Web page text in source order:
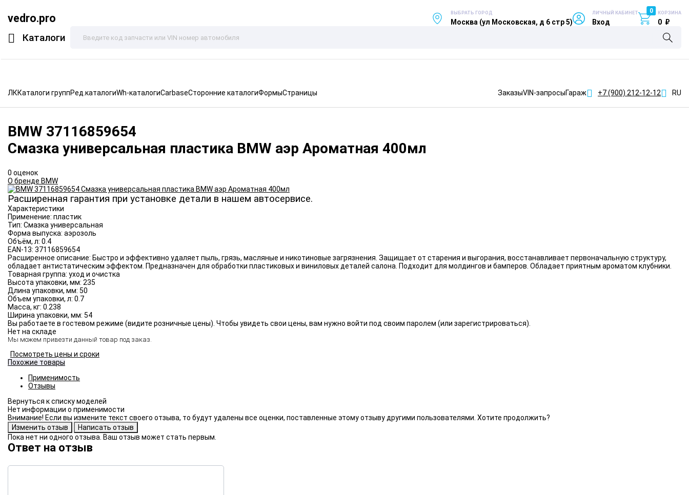
vedro.pro
Каталоги
ВЫБРАТЬ ГОРОД
Москва (ул Московская, д 6 стр 5)
ЛИЧНЫЙ КАБИНЕТ
Вход
0 КОРЗИНА
0 ₽
ЛККаталоги группРед.каталогиWh-каталогиCarbaseСторонние каталогиФормыСтраницы ЗаказыVIN-запросыГараж +7 (900) 212-12-12 RU
BMW 37116859654
Смазка универсальная пластика BMW аэр Ароматная 400мл
0 оценок
О бренде BMW
Расширенная гарантия при установке детали в нашем автосервисе.
Характеристики
Применение: пластик
Тип: Смазка универсальная
Форма выпуска: аэрозоль
Объём, л: 0.4
EAN-13: 37116859654
Расширенное описание: Быстро и эффективно удаляет пыль, грязь, масляные и никотиновые загрязнения. Защищает от старения и выгорания, восстанавливает первоначальную структуру,
обладает антистатическим эффектом. Предназначен для обработки пластиковых и виниловых деталей салона. Подходит для молдингов и бамперов. Обладает приятным ароматом клубники.
Товарная группа: уход и очистка
Высота упаковки, мм: 235
Длина упаковки, мм: 50
Объем упаковки, л: 0.7
Масса, кг: 0.238
Ширина упаковки, мм: 54
Вы работаете в гостевом режиме (видите розничные цены). Чтобы увидеть свои цены, вам нужно войти под своим паролем (или зарегистрироваться).
Нет на складе
Мы можем привезти данный товар под заказ.
Посмотреть цены и сроки
Похожие товары
Применимость
Отзывы
Нет информации о применимости
Внимание! Если вы измените текст своего отзыва, то будут удалены все оценки, поставленные этому отзыву другими пользователями. Хотите продолжить?
Пока нет ни одного отзыва. Ваш отзыв может стать первым.
Ответ на отзыв